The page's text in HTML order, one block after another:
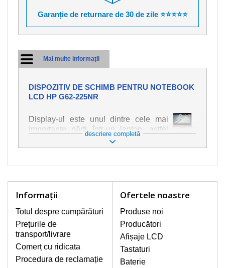
Garanție de returnare de 30 de zile ⭐⭐⭐⭐⭐
Mai multe informații
DISPOZITIV DE SCHIMB PENTRU NOTEBOOK
LCD HP G62-225NR
Display-ul este unul dintre cele mai
importante părți într-un laptop, astfel
încât ne străduim să oferim piese de
schimb de cea mai bună calitate.
ul cu cea mai mare atenție. Cele mai
natură mecanică, cum ar fi afișajul rupt
sau crăpat. În plus, dungile verticale,
afișajul neiluminat, luminozitatea
intermitentă sau neuniformă
AFIŞAJE/DISPLAY LCD
descriere completă
Informaţii
Totul despre cumpărături
Prețurile de
transport/livrare
Comerț cu ridicata
Procedura de reclamație
Ofertele noastre
Produse noi
Producători
Afișaje LCD
Tastaturi
Baterie